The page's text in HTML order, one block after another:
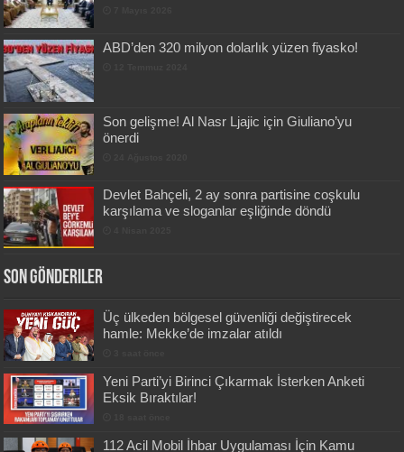
ABD’den 320 milyon dolarlık yüzen fiyasko!
Son gelişme! Al Nasr Ljajic için Giuliano’yu
önerdi
Devlet Bahçeli, 2 ay sonra partisine coşkulu
karşılama ve sloganlar eşliğinde döndü
Son Gönderiler
Üç ülkeden bölgesel güvenliği değiştirecek
hamle: Mekke’de imzalar atıldı
Yeni Parti’yi Birinci Çıkarmak İsterken Anketi
Eksik Bıraktılar!
112 Acil Mobil İhbar Uygulaması İçin Kamu